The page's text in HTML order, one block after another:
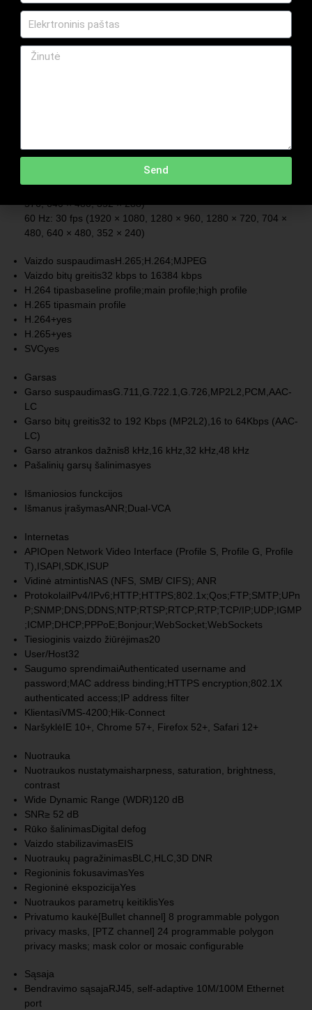
60 Hz: 30 fps (704 × 480, 640 × 480, 352 × 240)
[PTZ channel]:
50 Hz: 25 fps (704 × 576, 640 × 480, 352 × 288)
60 Hz: 30 fps (704 × 480, 640 × 480, 352 × 240)
480, 640 × 480, 352 × 240)
576, 640 × 480, 352 × 288)
60 Hz: 30 fps (1920 × 1080, 1280 × 960, 1280 × 720, 704 ×
480, 640 × 480, 352 × 240)
Vaizdo suspaudimasH.265;H.264;MJPEG
Vaizdo bitų greitis32 kbps to 16384 kbps
H.264 tipasbaseline profile;main profile;high profile
H.265 tipasmain profile
H.264+yes
H.265+yes
SVCyes
Garsas
Garso suspaudimasG.711,G.722.1,G.726,MP2L2,PCM,AAC-
LC
Garso bitų greitis32 to 192 Kbps (MP2L2),16 to 64Kbps (AAC-
LC)
Garso atrankos dažnis8 kHz,16 kHz,32 kHz,48 kHz
Pašalinių garsų šalinimasyes
Išmaniosios funckcijos
Išmanus įrašymasANR;Dual-VCA
Internetas
APIOpen Network Video Interface (Profile S, Profile G, Profile
T),ISAPI,SDK,ISUP
Vidinė atmintisNAS (NFS, SMB/ CIFS); ANR
ProtokolaiIPv4/IPv6;HTTP;HTTPS;802.1x;Qos;FTP;SMTP;UPn
P;SNMP;DNS;DDNS;NTP;RTSP;RTCP;RTP;TCP/IP;UDP;IGMP
;ICMP;DHCP;PPPoE;Bonjour;WebSocket;WebSockets
Tiesioginis vaizdo žiūrėjimas20
User/Host32
Saugumo sprendimaiAuthenticated username and
password;MAC address binding;HTTPS encryption;802.1X
authenticated access;IP address filter
KlientasiVMS-4200;Hik-Connect
NaršyklėIE 10+, Chrome 57+, Firefox 52+, Safari 12+
Nuotrauka
Nuotraukos nustatymaisharpness, saturation, brightness,
contrast
Wide Dynamic Range (WDR)120 dB
SNR≥ 52 dB
Rūko šalinimasDigital defog
Vaizdo stabilizavimasEIS
Nuotraukų pagražinimasBLC,HLC,3D DNR
Regioninis fokusavimasYes
Regioninė ekspozicijaYes
Nuotraukos parametrų keitiklisYes
Privatumo kaukė[Bullet channel] 8 programmable polygon
privacy masks, [PTZ channel] 24 programmable polygon
privacy masks; mask color or mosaic configurable
Sąsaja
Bendravimo sąsajaRJ45, self-adaptive 10M/100M Ethernet
port
Send